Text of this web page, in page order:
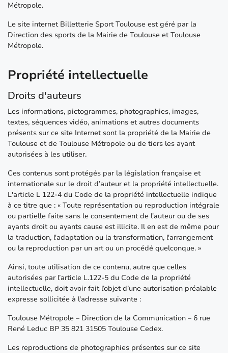
Métropole.
Le site internet Billetterie Sport Toulouse est géré par la
Direction des sports de la Mairie de Toulouse et Toulouse
Métropole.
Propriété intellectuelle
Droits d'auteurs
Les informations, pictogrammes, photographies, images,
textes, séquences vidéo, animations et autres documents
présents sur ce site Internet sont la propriété de la Mairie de
Toulouse et de Toulouse Métropole ou de tiers les ayant
autorisées à les utiliser.
Ces contenus sont protégés par la législation française et
internationale sur le droit d’auteur et la propriété intellectuelle.
L'article L 122-4 du Code de la propriété intellectuelle indique
à ce titre que : « Toute représentation ou reproduction intégrale
ou partielle faite sans le consentement de l'auteur ou de ses
ayants droit ou ayants cause est illicite. Il en est de même pour
la traduction, l'adaptation ou la transformation, l'arrangement
ou la reproduction par un art ou un procédé quelconque. »
Ainsi, toute utilisation de ce contenu, autre que celles
autorisées par l’article L.122-5 du Code de la propriété
intellectuelle, doit avoir fait l’objet d’une autorisation préalable
expresse sollicitée à l'adresse suivante :
Toulouse Métropole – Direction de la Communication – 6 rue
René Leduc BP 35 821 31505 Toulouse Cedex.
Les reproductions de photographies présentes sur ce site